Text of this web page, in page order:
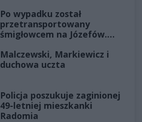
Po wypadku został
przetransportowany
śmigłowcem na Józefów.
Malczewski, Markiewicz i
duchowa uczta
Policja poszukuje zaginionej
49-letniej mieszkanki
Radomia